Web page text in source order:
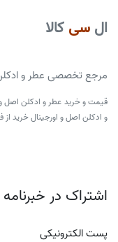
ال سی کالا
مرجع تخصصی عطر و
قیمت و خرید عطر و ادکلن اصل و
و ادکلن اصل و اورجینال خرید
اشتراک در خبرنامه
پست الکترونیکی